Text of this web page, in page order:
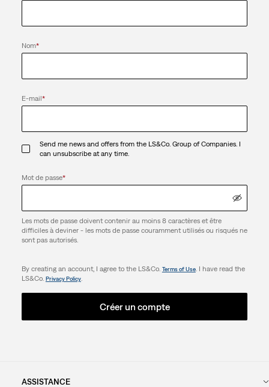
Nom*
E-mail*
Send me news and offers from the LS&Co. Group of Companies. I
can unsubscribe at any time.
Mot de passe*
Les mots de passe doivent contenir au moins 8 caractères et être
difficiles à deviner - les mots de passe couramment utilisés ou risqués ne
sont pas autorisés.
By creating an account, I agree to the LS&Co. Terms of Use. I have read the
LS&Co. Privacy Policy.
Créer un compte
ASSISTANCE